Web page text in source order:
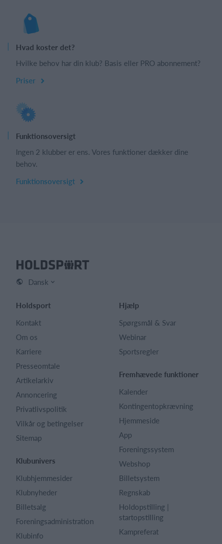
Hvad koster det?
Hvilke behov har din klub? Basis eller PRO abonnement?
Priser
Funktionsoversigt
Ingen 2 klubber er ens. Vores funktioner dækker dine
behov.
Funktionsoversigt
Dansk
Holdsport
Kontakt
Om os
Karriere
Presseomtale
Artikelarkiv
Annoncering
Privatlivspolitik
Vilkår og betingelser
Sitemap
Klubunivers
Klubhjemmesider
Klubnyheder
Billetsalg
Foreningsadministration
Klubinfo
Hjælp
Spørgsmål & Svar
Webinar
Sportsregler
Fremhævede funktioner
Kalender
Kontingentopkrævning
Hjemmeside
App
Foreningssystem
Webshop
Billetsystem
Regnskab
Holdopstilling |
startopstilling
Kampreferat